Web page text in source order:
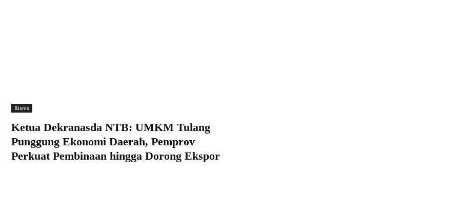
Bisnis
Ketua Dekranasda NTB: UMKM Tulang
Punggung Ekonomi Daerah, Pemprov
Perkuat Pembinaan hingga Dorong Ekspor